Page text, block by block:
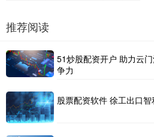
推荐阅读
51炒股配资开户 助力云
争力
股票配资软件 徐工出口